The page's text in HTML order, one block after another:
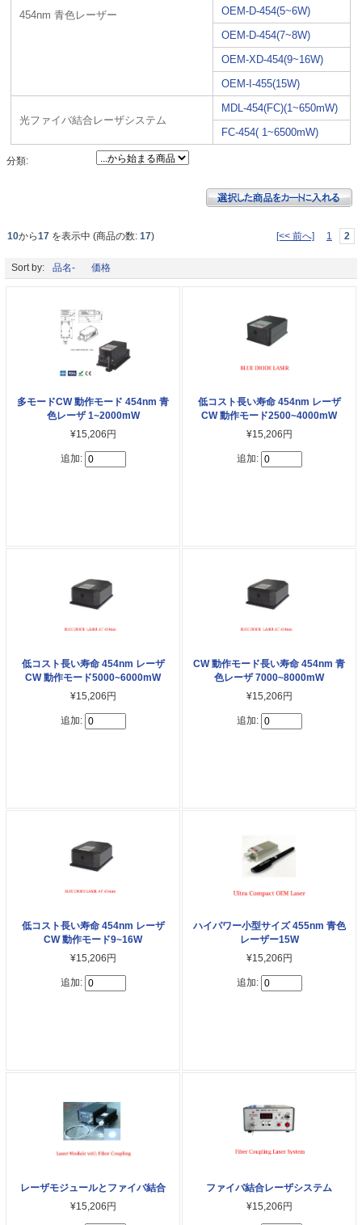
454nm 青色レーザー
OEM-D-454(5~6W)
OEM-D-454(7~8W)
OEM-XD-454(9~16W)
OEM-I-455(15W)
光ファイバ結合レーザシステム
MDL-454(FC)(1~650mW)
FC-454( 1~6500mW)
分類:
10から17 を表示中 (商品の数: 17) [<< 前へ] 1 2
Sort by: 品名- 価格
多モードCW 動作モード 454nm 青
色レーザ 1~2000mW
¥15,206円
追加:
低コスト長い寿命 454nm レーザ
CW 動作モード2500~4000mW
¥15,206円
追加:
低コスト長い寿命 454nm レーザ
CW 動作モード5000~6000mW
¥15,206円
追加:
CW 動作モード長い寿命 454nm 青
色レーザ 7000~8000mW
¥15,206円
追加:
低コスト長い寿命 454nm レーザ
CW 動作モード9~16W
¥15,206円
追加:
ハイパワー小型サイズ 455nm 青色
レーザー15W
¥15,206円
追加:
レーザモジュールとファイバ結合
¥15,206円
ファイバ結合レーザシステム
¥15,206円